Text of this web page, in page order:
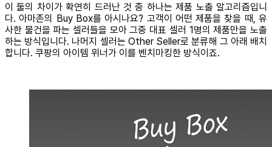
이 둘의 차이가 확연히 드러난 것 중 하나는 제품 노출 알고리즘입니
다. 아마존의 Buy Box를 아시나요? 고객이 어떤 제품을 찾을 때, 유
사한 물건을 파는 셀러들을 모아 그중 대표 셀러 1명의 제품만을 노출
하는 방식입니다. 나머지 셀러는 Other Seller로 분류해 그 아래 배치
합니다. 쿠팡의 아이템 위너가 이를 벤치마킹한 방식이죠.